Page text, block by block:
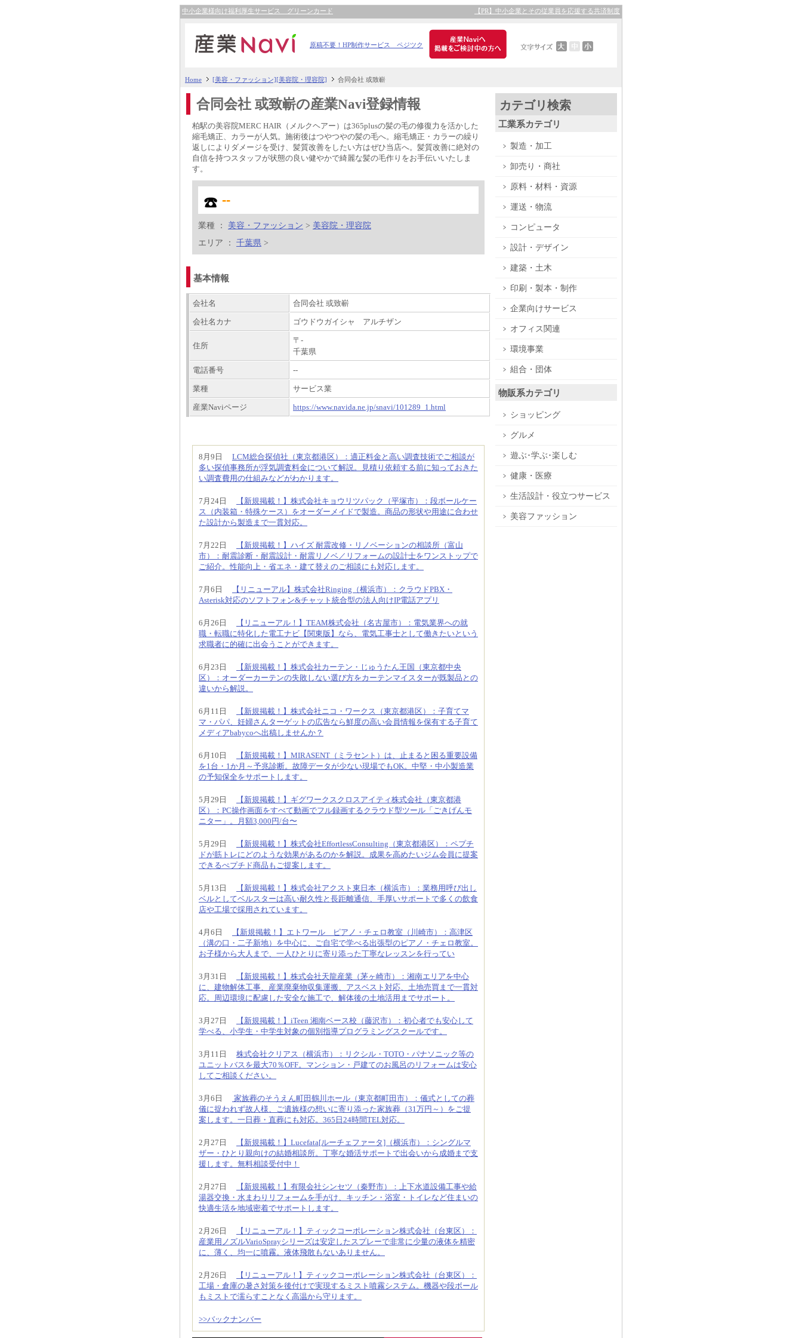
中小企業様向け福利厚生サービス グリーンカード 【PR】中小企業とその従業員を応援する共済制度
原稿不要！HP制作サービス ペジツク
Home [美容・ファッション][美容院・理容院] 合同会社 或致嶄
合同会社 或致嶄の産業Navi登録情報
柏駅の美容院MERC HAIR（メルクヘアー）は365plusの髪の毛の修復力を活かした
縮毛矯正、カラーが人気。施術後はつやつやの髪の毛へ。縮毛矯正・カラーの繰り
返しによりダメージを受け、髪質改善をしたい方はぜひ当店へ。髪質改善に絶対の
自信を持つスタッフが状態の良い健やかで綺麗な髪の毛作りをお手伝いいたしま
す。
--
業種 ： 美容・ファッション > 美容院・理容院
エリア ： 千葉県 >
基本情報
会社名 合同会社 或致嶄
会社名カナ ゴウドウガイシャ アルチザン
住所
〒-
千葉県
電話番号 --
業種 サービス業
産業Naviページ https://www.navida.ne.jp/snavi/101289_1.html
8月9日 LCM総合探偵社（東京都港区）：適正料金と高い調査技術でご相談が
多い探偵事務所が浮気調査料金について解説。見積り依頼する前に知っておきた
い調査費用の仕組みなどがわかります。
7月24日
【新規掲載！】株式会社キョウリツパック（平塚市）：段ボールケー
ス（内装箱・特殊ケース）をオーダーメイドで製造。商品の形状や用途に合わせ
た設計から製造まで一貫対応。
7月22日
【新規掲載！】ハイズ 耐震改修・リノベーションの相談所（富山
市）：耐震診断・耐震設計・耐震リノベ／リフォームの設計士をワンストップで
ご紹介。性能向上・省エネ・建て替えのご相談にも対応します。
7月6日
【リニューアル】株式会社Ringing（横浜市）：クラウドPBX・
Asterisk対応のソフトフォン&チャット統合型の法人向けIP電話アプリ
6月26日
【リニューアル！】TEAM株式会社（名古屋市）：電気業界への就
職・転職に特化した電工ナビ【関東版】なら、電気工事士として働きたいという
求職者に的確に出会うことができます。
6月23日
【新規掲載！】株式会社カーテン・じゅうたん王国（東京都中央
区）：オーダーカーテンの失敗しない選び方をカーテンマイスターが既製品との
違いから解説。
6月11日
【新規掲載！】株式会社ニコ・ワークス（東京都港区）：子育てマ
マ・パパ、妊婦さんターゲットの広告なら鮮度の高い会員情報を保有する子育て
メディアbabycoへ出稿しませんか？
6月10日
【新規掲載！】MIRASENT（ミラセント）は、止まると困る重要設備
を1台・1か月～予兆診断。故障データが少ない現場でもOK。中堅・中小製造業
の予知保全をサポートします。
5月29日
【新規掲載！】ギグワークスクロスアイティ株式会社（東京都港
区）：PC操作画面をすべて動画でフル録画するクラウド型ツール「ごきげんモ
ニター」。月額3,000円/台〜
5月29日
【新規掲載！】株式会社EffortlessConsulting（東京都港区）：ペプチ
ドが筋トレにどのような効果があるのかを解説。成果を高めたいジム会員に提案
できるぺプチド商品もご提案します。
5月13日
【新規掲載！】株式会社アクスト東日本（横浜市）：業務用呼び出し
ベルとしてベルスターは高い耐久性と長距離通信、手厚いサポートで多くの飲食
店や工場で採用されています。
4月6日
【新規掲載！】エトワール ピアノ・チェロ教室（川崎市）：高津区
（溝の口・二子新地）を中心に、ご自宅で学べる出張型のピアノ・チェロ教室。
お子様から大人まで、一人ひとりに寄り添った丁寧なレッスンを行ってい
3月31日
【新規掲載！】株式会社天龍産業（茅ヶ崎市）：湘南エリアを中心
に、建物解体工事、産業廃棄物収集運搬、アスベスト対応、土地売買まで一貫対
応。周辺環境に配慮した安全な施工で、解体後の土地活用までサポート。
3月27日
【新規掲載！】iTeen 湘南ベース校（藤沢市）：初心者でも安心して
学べる、小学生・中学生対象の個別指導プログラミングスクールです。
3月11日 株式会社クリアス（横浜市）：リクシル・TOTO・パナソニック等の
ユニットバスを最大70％OFF。マンション・戸建てのお風呂のリフォームは安心
してご相談ください。
3月6日
家族葬のそうえん町田鶴川ホール（東京都町田市）：儀式としての葬
儀に捉われず故人様、ご遺族様の想いに寄り添った家族葬（31万円～）をご提
案します。一日葬・直葬にも対応。365日24時間TEL対応。
2月27日
【新規掲載！】Lucefata[ルーチェファータ]（横浜市）：シングルマ
ザー・ひとり親向けの結婚相談所。丁寧な婚活サポートで出会いから成婚まで支
援します。無料相談受付中！
2月27日
【新規掲載！】有限会社シンセツ（秦野市）：上下水道設備工事や給
湯器交換・水まわりリフォームを手がけ、キッチン・浴室・トイレなど住まいの
快適生活を地域密着でサポートします。
2月26日
【リニューアル！】ティックコーポレーション株式会社（台東区）：
産業用ノズルVarioSprayシリーズは安定したスプレーで非常に少量の液体を精密
に、薄く、均一に噴霧。液体飛散もないありません。
2月26日
【リニューアル！】ティックコーポレーション株式会社（台東区）：
工場・倉庫の暑さ対策を後付けで実現するミスト噴霧システム。機器や段ボール
もミストで濡らすことなく高温から守ります。
>>バックナンバー
カテゴリ検索
工業系カテゴリ
製造・加工
卸売り・商社
原料・材料・資源
運送・物流
コンピュータ
設計・デザイン
建築・土木
印刷・製本・制作
企業向けサービス
オフィス関連
環境事業
組合・団体
物販系カテゴリ
ショッピング
グルメ
遊ぶ･学ぶ･楽しむ
健康・医療
生活設計・役立つサービス
美容ファッション